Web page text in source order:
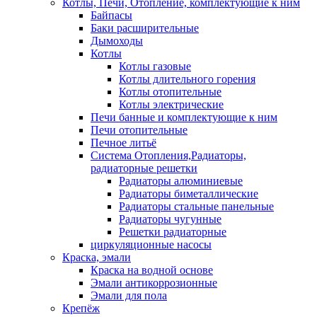
Котлы, Печи, Отопление, комплектующие к ним
Байпасы
Баки расширительные
Дымоходы
Котлы
Котлы газовые
Котлы длительного горения
Котлы отопительные
Котлы электрические
Печи банные и комплектующие к ним
Печи отопительные
Печное литьё
Система Отопления,Радиаторы,
радиаторные решетки
Радиаторы алюминиевые
Радиаторы биметаллические
Радиаторы стальные панельные
Радиаторы чугунные
Решетки радиаторные
циркуляционные насосы
Краска, эмали
Краска на водной основе
Эмали антикоррозионные
Эмали для пола
Крепёж